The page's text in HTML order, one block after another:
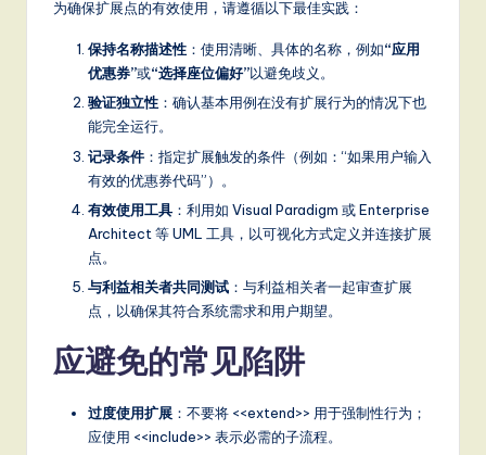
为确保扩展点的有效使用，请遵循以下最佳实践：
保持名称描述性 ：使用清晰、具体的名称，例如“应用
优惠券”或“选择座位偏好”以避免歧义。
验证独立性 ：确认基本用例在没有扩展行为的情况下也
能完全运行。
记录条件 ：指定扩展触发的条件（例如：“如果用户输入
有效的优惠券代码”）。
有效使用工具 ：利用如 Visual Paradigm 或 Enterprise
Architect 等 UML 工具，以可视化方式定义并连接扩展
点。
与利益相关者共同测试 ：与利益相关者一起审查扩展
点，以确保其符合系统需求和用户期望。
应避免的常见陷阱
过度使用扩展 ：不要将 <<extend>> 用于强制性行为；
应使用 <<include>> 表示必需的子流程。